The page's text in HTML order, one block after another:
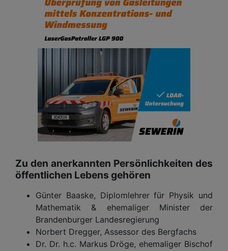
Zu den anerkannten Persönlichkeiten des
öffentlichen Lebens gehören
Günter Baaske, Diplomlehrer für Physik und
Mathematik & ehemaliger Minister der
Brandenburger Landesregierung
Norbert Dregger, Assessor des Bergfachs
Dr. Dr. h.c. Markus Dröge, ehemaliger Bischof